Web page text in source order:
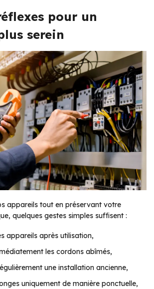
pour un
serein
appareils tout en préservant votre
quelques gestes simples suffisent :
appareils après utilisation,
les cordons abîmés,
une installation ancienne,
uniquement de manière ponctuelle,